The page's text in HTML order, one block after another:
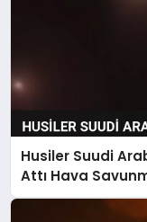
Husiler Suudi
Attı Hava